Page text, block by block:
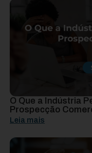
O Que a Indústria
Prospecção
Leia mais